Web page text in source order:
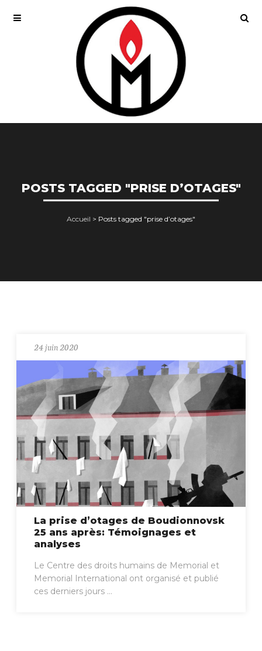
POSTS TAGGED "PRISE D’OTAGES"
Accueil > Posts tagged "prise d’otages"
24 juin 2020
La prise d’otages de Boudionnovsk
25 ans après: Témoignages et
analyses
Le Centre des droits humains de Memorial et
Memorial International ont organisé et publié
ces derniers jours ...